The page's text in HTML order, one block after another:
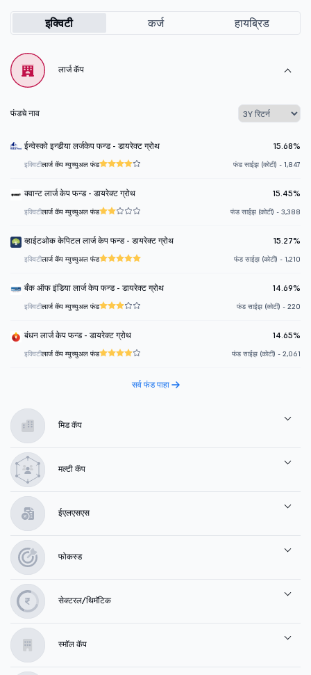
इक्विटी कर्ज हायब्रिड
लार्ज कॅप
फंडचे नाव
ईन्वेस्को इन्डीया लर्जकेप फन्ड - डायरेक्ट ग्रोथ 15.68%
इक्विटीलार्ज कॅप म्युच्युअल फंड फंड साईझ (कोटी) - 1,847
क्वान्ट लार्ज केप फन्ड - डायरेक्ट ग्रोथ 15.45%
इक्विटीलार्ज कॅप म्युच्युअल फंड फंड साईझ (कोटी) - 3,388
व्हाईटओक केपिटल लार्ज केप फन्ड - डायरेक्ट ग्रोथ 15.27%
इक्विटीलार्ज कॅप म्युच्युअल फंड फंड साईझ (कोटी) - 1,210
बँक ऑफ इंडिया लार्ज केप फन्ड - डायरेक्ट ग्रोथ 14.69%
इक्विटीलार्ज कॅप म्युच्युअल फंड फंड साईझ (कोटी) - 220
बंधन लार्ज केप फन्ड - डायरेक्ट ग्रोथ 14.65%
इक्विटीलार्ज कॅप म्युच्युअल फंड फंड साईझ (कोटी) - 2,061
सर्व फंड पाहा
मिड कॅप
मल्टी कॅप
ईएलएसएस
फोकस्ड
सेक्टरल/थिमॅटिक
स्मॉल कॅप